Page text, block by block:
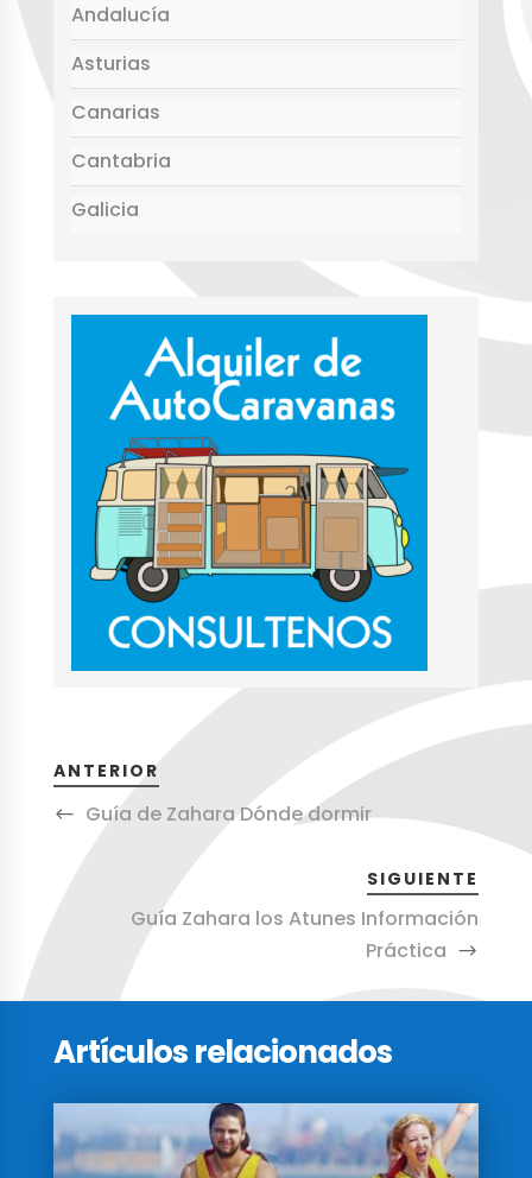
Andalucía
Asturias
Canarias
Cantabria
Galicia
ANTERIOR
Guía de Zahara Dónde dormir
SIGUIENTE
Guía Zahara los Atunes Información
Práctica
Artículos relacionados